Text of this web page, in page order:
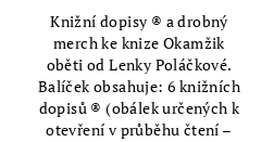
Knižní dopisy ® a drobný
merch ke knize Okamžik
oběti od Lenky Poláčkové.
Balíček obsahuje: 6 knižních
dopisů ® (obálek určených k
otevření v průběhu čtení –